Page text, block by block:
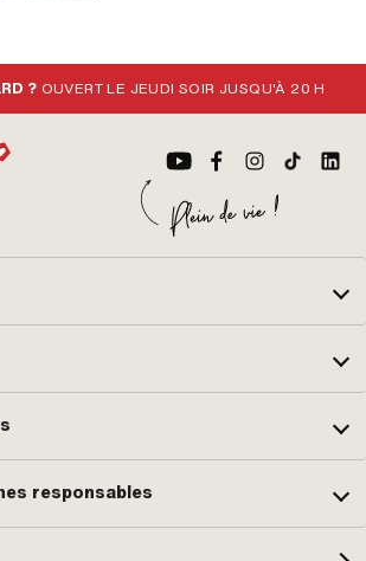
? OUVERT LE JEUDI SOIR JUSQU'À 20 H
responsables